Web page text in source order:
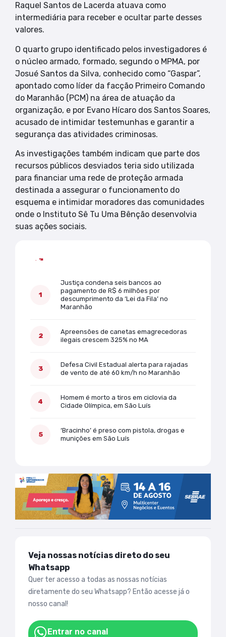
Raquel Santos de Lacerda atuava como
intermediária para receber e ocultar parte desses
valores.
O quarto grupo identificado pelos investigadores é
o núcleo armado, formado, segundo o MPMA, por
Josué Santos da Silva, conhecido como “Gaspar”,
apontado como líder da facção Primeiro Comando
do Maranhão (PCM) na área de atuação da
organização, e por Evano Hícaro dos Santos Soares,
acusado de intimidar testemunhas e garantir a
segurança das atividades criminosas.
As investigações também indicam que parte dos
recursos públicos desviados teria sido utilizada
para financiar uma rede de proteção armada
destinada a assegurar o funcionamento do
esquema e intimidar moradores das comunidades
onde o Instituto Sê Tu Uma Bênção desenvolvia
suas ações sociais.
Justiça condena seis bancos ao
pagamento de R$ 6 milhões por
descumprimento da ‘Lei da Fila’ no
Maranhão
Apreensões de canetas emagrecedoras
ilegais crescem 325% no MA
Defesa Civil Estadual alerta para rajadas
de vento de até 60 km/h no Maranhão
Homem é morto a tiros em ciclovia da
Cidade Olímpica, em São Luís
‘Bracinho’ é preso com pistola, drogas e
munições em São Luís
Veja nossas notícias direto do seu
Whatsapp
Quer ter acesso a todas as nossas notícias
diretamente do seu Whatsapp? Então acesse já o
nosso canal!
Entrar no canal